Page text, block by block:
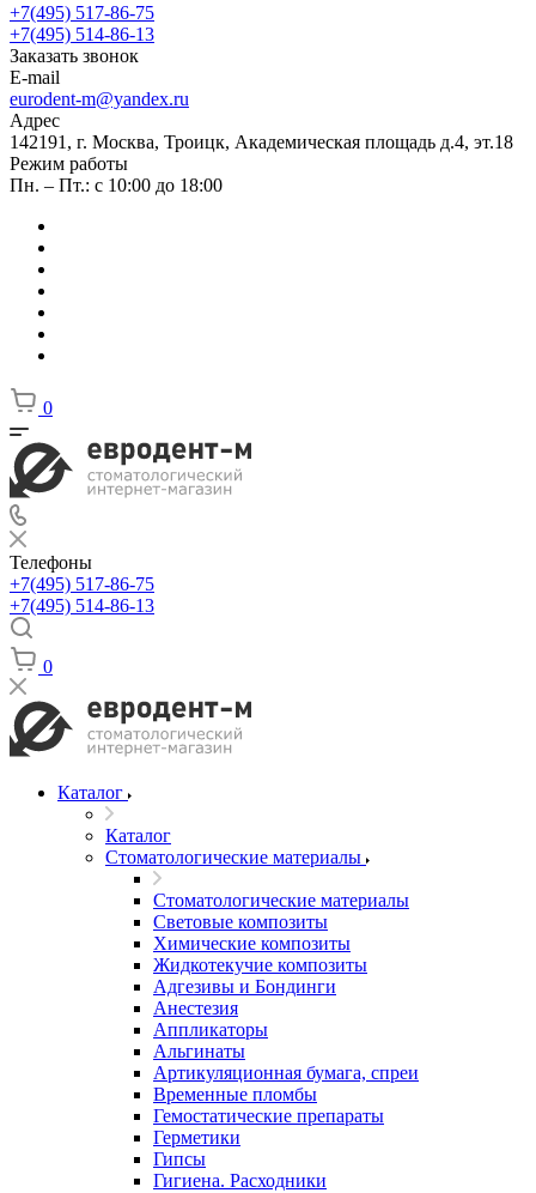
+7(495) 517-86-75
+7(495) 514-86-13
Заказать звонок
E-mail
eurodent-m@yandex.ru
Адрес
142191, г. Москва, Троицк, Академическая площадь д.4, эт.18
Режим работы
Пн. – Пт.: с 10:00 до 18:00
0
Телефоны
+7(495) 517-86-75
+7(495) 514-86-13
0
Каталог
Каталог
Стоматологические материалы
Стоматологические материалы
Световые композиты
Химические композиты
Жидкотекучие композиты
Адгезивы и Бондинги
Анестезия
Аппликаторы
Альгинаты
Артикуляционная бумага, спреи
Временные пломбы
Гемостатические препараты
Герметики
Гипсы
Гигиена. Расходники